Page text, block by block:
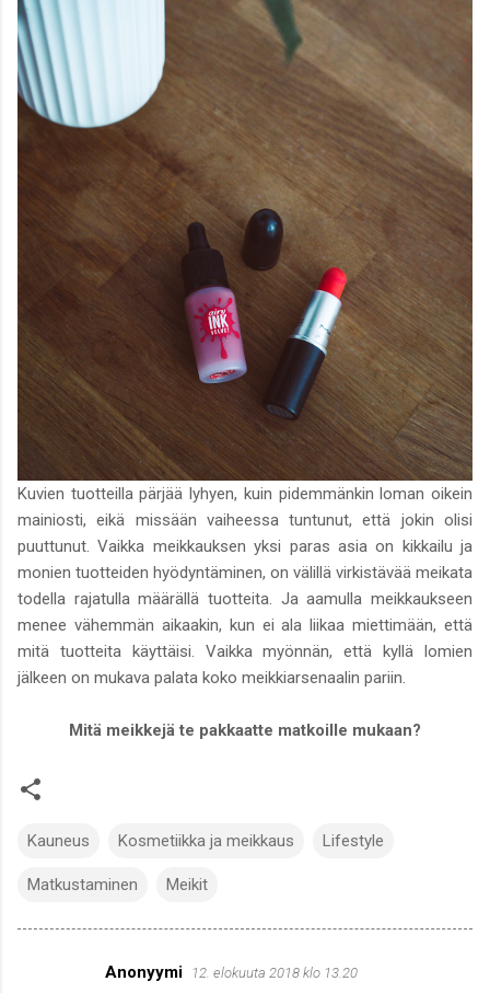
Kuvien tuotteilla pärjää lyhyen, kuin pidemmänkin loman oikein
mainiosti, eikä missään vaiheessa tuntunut, että jokin olisi
puuttunut. Vaikka meikkauksen yksi paras asia on kikkailu ja
monien tuotteiden hyödyntäminen, on välillä virkistävää meikata
todella rajatulla määrällä tuotteita. Ja aamulla meikkaukseen
menee vähemmän aikaakin, kun ei ala liikaa miettimään, että
mitä tuotteita käyttäisi. Vaikka myönnän, että kyllä lomien
jälkeen on mukava palata koko meikkiarsenaalin pariin.
Mitä meikkejä te pakkaatte matkoille mukaan?
Kauneus Kosmetiikka ja meikkaus Lifestyle
Matkustaminen Meikit
Anonyymi 12. elokuuta 2018 klo 13.20